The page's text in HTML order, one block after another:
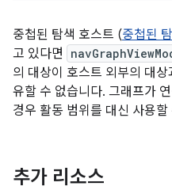
중첩된 탐색 호스트 (중첩된
고 있다면
의 대상이 호스트 외부의 대상
유할 수 없습니다. 그래프가
경우 활동 범위를 대신 사용할
추가 리소스